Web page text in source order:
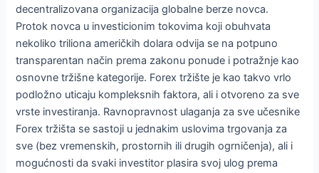
decentralizovana organizacija globalne berze novca.
Protok novca u investicionim tokovima koji obuhvata
nekoliko triliona američkih dolara odvija se na potpuno
transparentan način prema zakonu ponude i potražnje kao
osnovne tržišne kategorije. Forex tržište je kao takvo vrlo
podložno uticaju kompleksnih faktora, ali i otvoreno za sve
vrste investiranja. Ravnopravnost ulaganja za sve učesnike
Forex tržišta se sastoji u jednakim uslovima trgovanja za
sve (bez vremenskih, prostornih ili drugih ogrničenja), ali i
mogućnosti da svaki investitor plasira svoj ulog prema